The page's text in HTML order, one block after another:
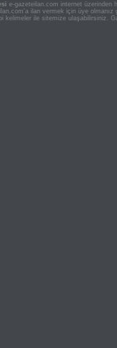
e-gazeteilan.com internet üzerinden
ilan vermek için üye
kelimeler ile sitemize ulaşabilirsiniz.